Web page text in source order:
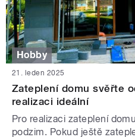
Hobby
21. leden 2025
Zateplení domu svěřte
realizaci ideální
Pro realizaci zateplení
podzim. Pokud ještě